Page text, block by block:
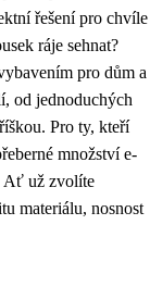
řešení pro chvíle
ráje sehnat?
pro dům a
od jednoduchých
Pro ty, kteří
množství e-
Ať už zvolíte
materiálu, nosnost